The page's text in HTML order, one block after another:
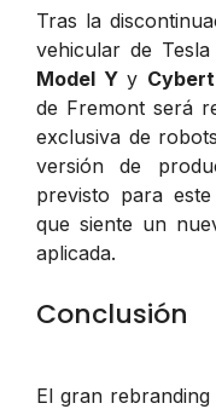
Tras la
vehicular de
Model Yy
de Fremont será
exclusiva de
versión de
previsto para
que siente un
aplicada.
Conclusión
El gran